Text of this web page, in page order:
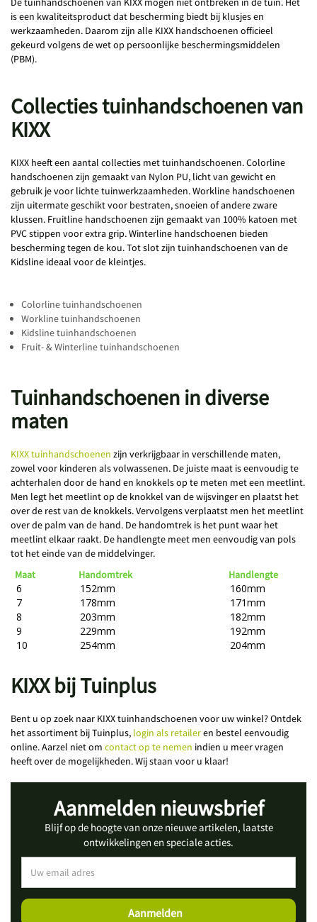
is een kwaliteitsproduct dat bescherming biedt bij klusjes en
werkzaamheden. Daarom zijn alle KIXX handschoenen officieel
gekeurd volgens de wet op persoonlijke beschermingsmiddelen
(PBM).
Collecties tuinhandschoenen van
KIXX
KIXX heeft een aantal collecties met tuinhandschoenen. Colorline
handschoenen zijn gemaakt van Nylon PU, licht van gewicht en
gebruik je voor lichte tuinwerkzaamheden. Workline handschoenen
zijn uitermate geschikt voor bestraten, snoeien of andere zware
klussen. Fruitline handschoenen zijn gemaakt van 100% katoen met
PVC stippen voor extra grip. Winterline handschoenen bieden
bescherming tegen de kou. Tot slot zijn tuinhandschoenen van de
Kidsline ideaal voor de kleintjes.
Colorline tuinhandschoenen
Workline tuinhandschoenen
Kidsline tuinhandschoenen
Fruit- & Winterline tuinhandschoenen
Tuinhandschoenen in diverse
maten
KIXX tuinhandschoenen zijn verkrijgbaar in verschillende maten,
zowel voor kinderen als volwassenen. De juiste maat is eenvoudig te
achterhalen door de hand en knokkels op te meten met een meetlint.
Men legt het meetlint op de knokkel van de wijsvinger en plaatst het
over de rest van de knokkels. Vervolgens verplaatst men het meetlint
over de palm van de hand. De handomtrek is het punt waar het
meetlint elkaar raakt. De handlengte meet men eenvoudig van pols
tot het einde van de middelvinger.
Maat
Handomtrek Handlengte
6 152mm
160mm
7
178mm
171mm
8
203mm
182mm
9
229mm
192mm
10
254mm 204mm
KIXX bij Tuinplus
Bent u op zoek naar KIXX tuinhandschoenen voor uw winkel? Ontdek
het assortiment bij Tuinplus, login als retaileren bestel eenvoudig
online. Aarzel niet om contact op te nemen indien u meer vragen
heeft over de mogelijkheden. Wij staan voor u klaar!
Aanmelden nieuwsbrief
Blijf op de hoogte van onze nieuwe artikelen, laatste
ontwikkelingen en speciale acties.